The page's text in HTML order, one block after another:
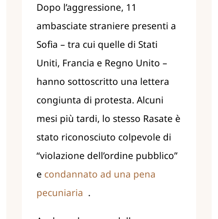
Dopo l’aggressione, 11
ambasciate straniere presenti a
Sofia – tra cui quelle di Stati
Uniti, Francia e Regno Unito –
hanno sottoscritto una lettera
congiunta di protesta. Alcuni
mesi più tardi, lo stesso Rasate è
stato riconosciuto colpevole di
“violazione dell’ordine pubblico”
e condannato ad una pena
pecuniaria .